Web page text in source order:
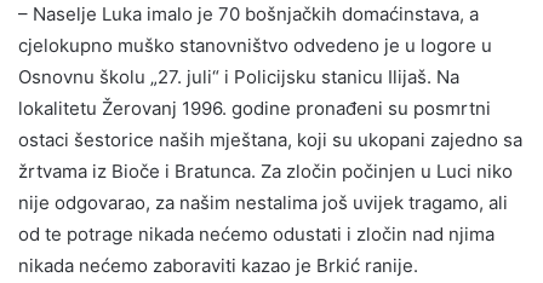
– Naselje Luka imalo je 70 bošnjačkih domaćinstava, a
cjelokupno muško stanovništvo odvedeno je u logore u
Osnovnu školu „27. juli“ i Policijsku stanicu Ilijaš. Na
lokalitetu Žerovanj 1996. godine pronađeni su posmrtni
ostaci šestorice naših mještana, koji su ukopani zajedno sa
žrtvama iz Bioče i Bratunca. Za zločin počinjen u Luci niko
nije odgovarao, za našim nestalima još uvijek tragamo, ali
od te potrage nikada nećemo odustati i zločin nad njima
nikada nećemo zaboraviti kazao je Brkić ranije.